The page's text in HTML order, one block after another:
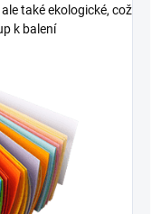
také ekologické, což
k balení